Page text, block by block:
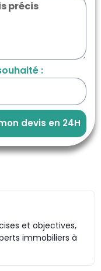
:
devis en 24H
et objectives,
immobiliers à